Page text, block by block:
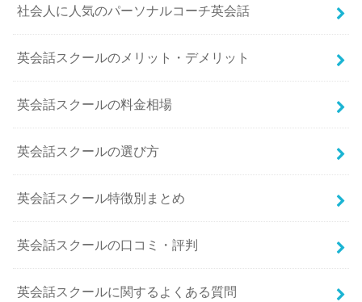
社会人に人気のパーソナルコーチ英会話
英会話スクールのメリット・デメリット
英会話スクールの料金相場
英会話スクールの選び方
英会話スクール特徴別まとめ
英会話スクールの口コミ・評判
英会話スクールに関するよくある質問